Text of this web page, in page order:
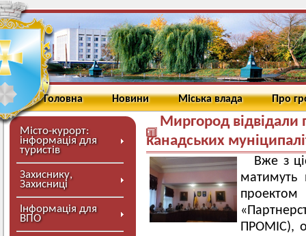
Головна Новини Міська влада Про
Місто-курорт:
інформація для
туристів
Захиснику,
Захисниці
Інформація для
ВПО
Миргород відвідали
канадських
Вже з
матимуть
проектом
ПРОМІС),